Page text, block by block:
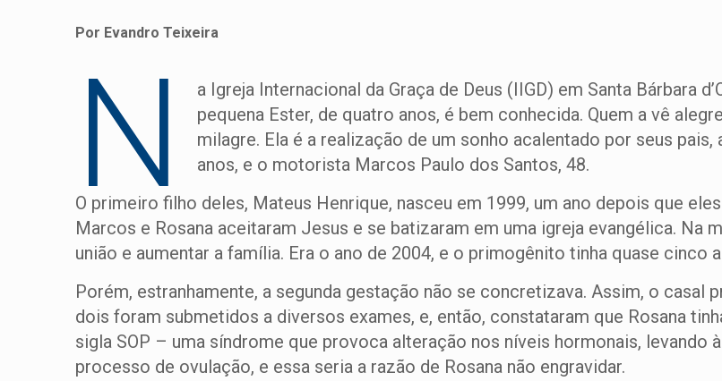
Por Evandro Teixeira
N
a Igreja Internacional da Graça de Deus (IIGD) em Santa Bárbara
pequena Ester, de quatro anos, é bem conhecida. Quem a vê
milagre. Ela é a realização de um sonho acalentado por seus
anos, e o motorista Marcos Paulo dos Santos, 48.
O primeiro filho deles, Mateus Henrique, nasceu em 1999, um ano depois que
Marcos e Rosana aceitaram Jesus e se batizaram em uma igreja evangélica. Na
união e aumentar a família. Era o ano de 2004, e o primogênito tinha quase cinco
Porém, estranhamente, a segunda gestação não se concretizava. Assim, o casal
dois foram submetidos a diversos exames, e, então, constataram que Rosana
sigla SOP – uma síndrome que provoca alteração nos níveis hormonais,
processo de ovulação, e essa seria a razão de Rosana não engravidar.